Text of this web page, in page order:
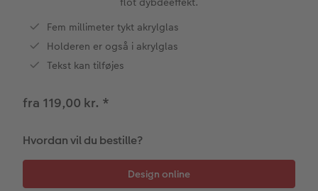
Pasfoto
Fotoplakat med kort
Fotoplakat med plakatliste
Fotocollage
hexxas
Flerdelt vægbillede
Fyld-selv gaveæske
Mobilcovers
Kæledyr
Inspiration
CEWE Gavekort
Kort med fotoindstik
Bordkort
Menukort
Direkte forsendelse
Digitalt festkort
Fem millimeter tykt akrylglas
Holderen er også i akrylglas
Tekst kan tilføjes
fra 119,00 kr. *
Hvordan vil du bestille?